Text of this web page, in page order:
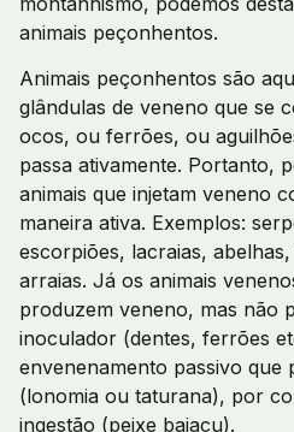
animais peçonhentos.
Animais peçonhentos são
glândulas de veneno que se
ocos, ou ferrões, ou
passa ativamente. Portanto,
animais que injetam veneno
maneira ativa. Exemplos:
escorpiões, lacraias,
arraias. Já os animais
produzem veneno, mas não
inoculador (dentes, ferrões
envenenamento passivo que
(lonomia ou taturana), por
ingestão (peixe baiacu).